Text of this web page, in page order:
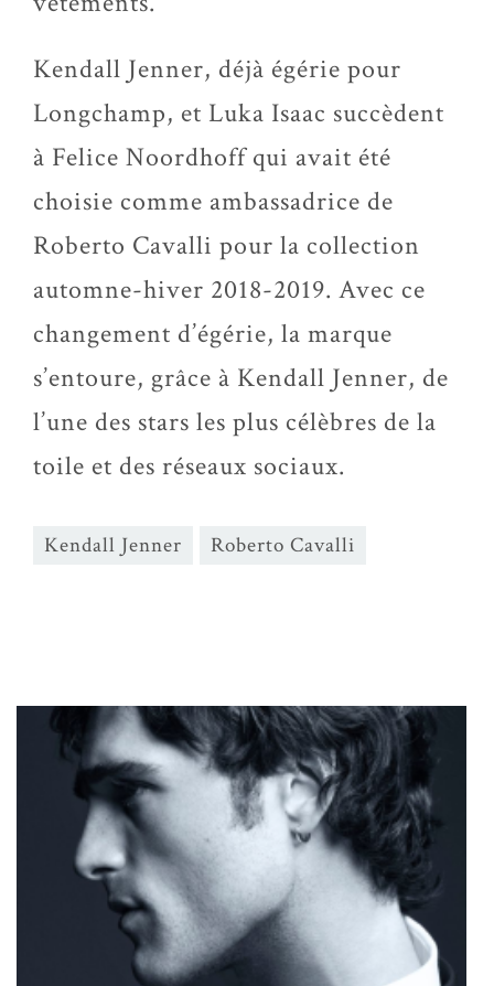
Kendall Jenner, déjà égérie pour
Longchamp, et Luka Isaac succèdent
à Felice Noordhoff qui avait été
choisie comme ambassadrice de
Roberto Cavalli pour la collection
automne-hiver 2018-2019. Avec ce
changement d’égérie, la marque
s’entoure, grâce à Kendall Jenner, de
l’une des stars les plus célèbres de la
toile et des réseaux sociaux.
Kendall Jenner Roberto Cavalli